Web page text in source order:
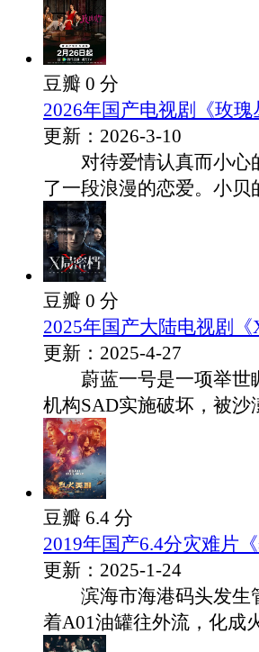
豆瓣 0 分
2026年国产电视剧《玫
更新：2026-3-10
对待爱情认真而小心
了一段浪漫的恋爱。小贝
豆瓣 0 分
2025年国产大陆电视剧
更新：2025-4-27
蔚蓝一号是一项举世
机构SAD实施破坏，被沙
豆瓣 6.4 分
2019年国产6.4分灾难片
更新：2025-1-24
滨海市海港码头发生
着A01油罐往外流，化成